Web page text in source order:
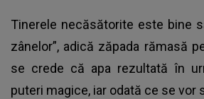
Tinerele necăsătorite este bine
zânelor”, adică zăpada rămasă
se crede că apa rezultată în
puteri magice, iar odată ce se vor